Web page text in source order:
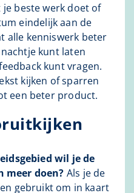
je beste werk doet of
eindelijk aan de
alle kenniswerk beter
kunt laten
kunt vragen.
kijken of sparren
een beter product.
wil je de
meer doen? Als je de
gebruikt om in kaart